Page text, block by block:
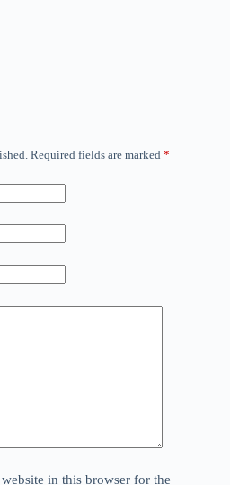
Required fields are marked *
in this browser for the